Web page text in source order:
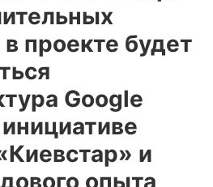
проекте будет
Google
и